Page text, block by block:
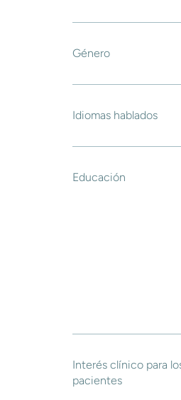
Género
Idiomas hablados
Educación
Interés clínico para
pacientes